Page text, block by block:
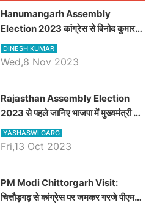
Hanumangarh Assembly
Election 2023 कांग्रेस से विनोद कुमार
चौधरी तो अमित चौधरी होंगे भाजपा उम्मीदवार,
जानिये हनुमानगढ़ विधानसभा सीट के ताजा
DINESH KUMAR
Wed,8 Nov 2023
Rajasthan Assembly Election
2023 से पहले जानिए भाजपा में मुख्यमंत्री का
सबसे लोकप्रिय चेहरा कौनसा ?
YASHASWI GARG
Fri,13 Oct 2023
PM Modi Chittorgarh Visit:
चित्तौड़गढ़ से कांग्रेस पर जमकर गरजे पीएम